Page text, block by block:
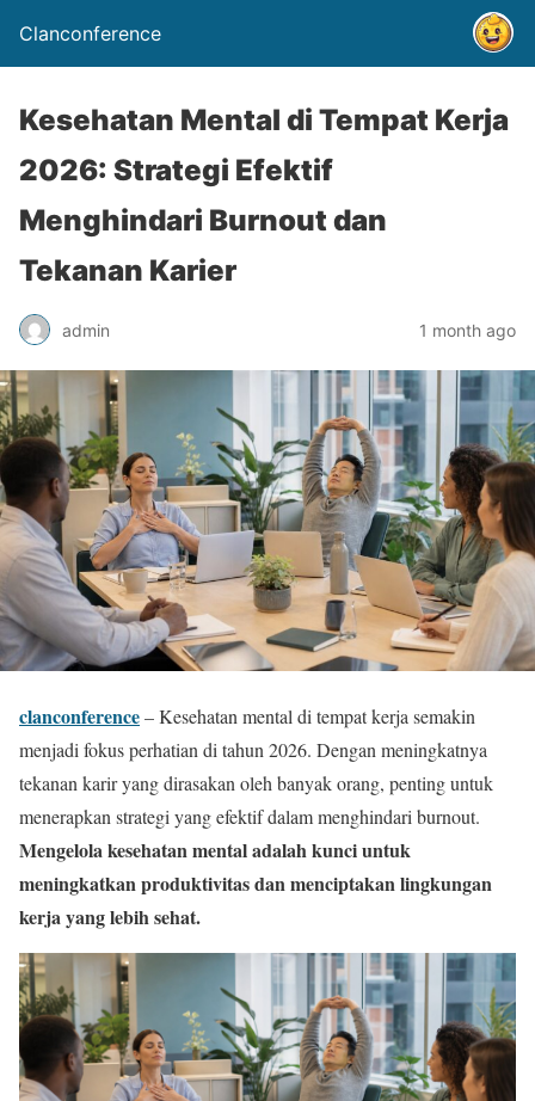
Clanconference
Kesehatan Mental di Tempat Kerja
2026: Strategi Efektif
Menghindari Burnout dan
Tekanan Karier
admin 1 month ago
clanconference–Kesehatan mental di tempat kerja semakin
menjadi fokus perhatian di tahun 2026. Dengan meningkatnya
tekanan karir yang dirasakan oleh banyak orang, penting untuk
menerapkan strategi yang efektif dalam menghindari burnout.
Mengelola kesehatan mental adalah kunci untuk
meningkatkan produktivitas dan menciptakan lingkungan
kerja yang lebih sehat.